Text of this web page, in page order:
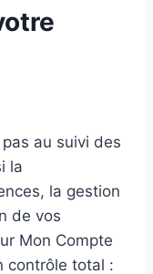
au suivi des
la
la gestion
de vos
Mon Compte
contrôle total :